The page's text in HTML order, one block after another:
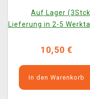
Auf Lager
Lieferung in 2-5
10,50 €
In den Warenkorb